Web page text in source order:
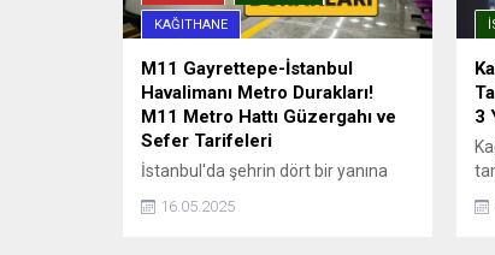
KAĞITHANE
M11 Gayrettepe-İstanbul
Havalimanı Metro Durakları!
M11 Metro Hattı Güzergahı ve
Sefer Tarifeleri
İstanbul'da şehrin dört bir yanına
sağlayan metro hatları, aynı
16.05.2025
3